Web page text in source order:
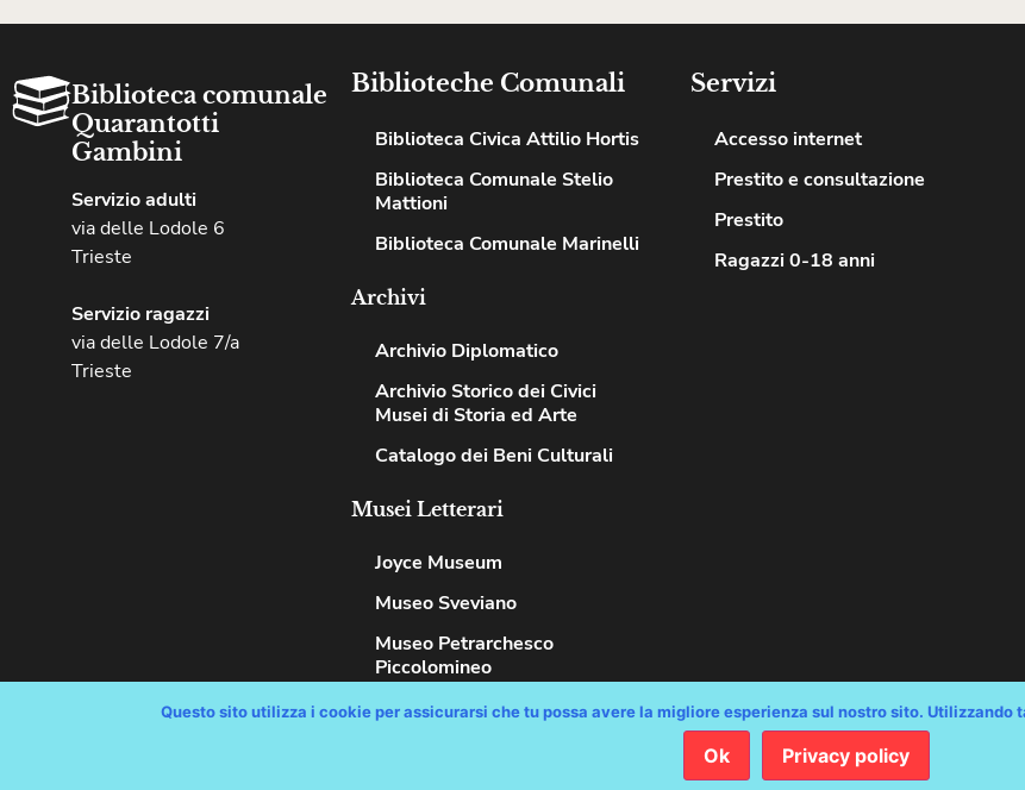
Biblioteca comunale
Quarantotti
Gambini
Servizio adulti
via delle Lodole 6
Trieste
Servizio ragazzi
via delle Lodole 7/a
Trieste
Biblioteche Comunali
Biblioteca Civica Attilio Hortis
Biblioteca Comunale Stelio
Mattioni
Biblioteca Comunale Marinelli
Archivi
Archivio Diplomatico
Archivio Storico dei Civici
Musei di Storia ed Arte
Catalogo dei Beni Culturali
Musei Letterari
Joyce Museum
Museo Sveviano
Museo Petrarchesco
Piccolomineo
Servizi
Accesso internet
Prestito e consultazione
Prestito
Ragazzi 0-18 anni
Copyright © Comune di Trieste – partita Iva 00210240321 – tutti i diritti riservati / Progetto e Sviluppo Media Technologies Srl /
Questo sito utilizza i cookie per assicurarsi che tu possa avere la migliore esperienza sul nostro sito.
Ok Privacy policy